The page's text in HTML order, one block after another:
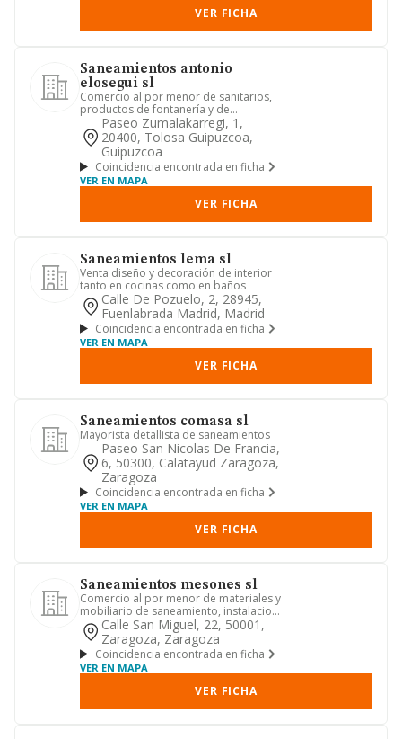
VER FICHA
Saneamientos antonio
elosegui sl
Comercio al por menor de sanitarios,
productos de fontanería y de
climatización.
Paseo Zumalakarregi, 1,
20400, Tolosa Guipuzcoa,
Guipuzcoa
Coincidencia encontrada en ficha
VER EN MAPA
VER FICHA
Saneamientos lema sl
Venta diseño y decoración de interior
tanto en cocinas como en baños
Calle De Pozuelo, 2, 28945,
Fuenlabrada Madrid, Madrid
Coincidencia encontrada en ficha
VER EN MAPA
VER FICHA
Saneamientos comasa sl
Mayorista detallista de saneamientos
Paseo San Nicolas De Francia,
6, 50300, Calatayud Zaragoza,
Zaragoza
Coincidencia encontrada en ficha
VER EN MAPA
VER FICHA
Saneamientos mesones sl
Comercio al por menor de materiales y
mobiliario de saneamiento, instalacion
de fontaneria y de los...
Calle San Miguel, 22, 50001,
Zaragoza, Zaragoza
Coincidencia encontrada en ficha
VER EN MAPA
VER FICHA